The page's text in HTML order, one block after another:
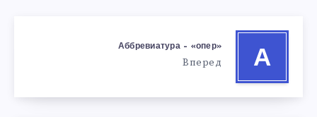
А
Аббревиатура – «опер»
Вперед